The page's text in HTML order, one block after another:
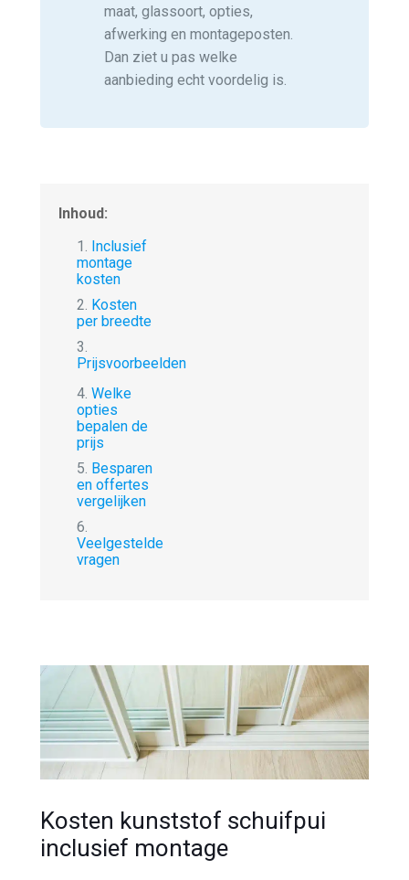
maat, glassoort, opties,
afwerking en montageposten.
Dan ziet u pas welke
aanbieding echt voordelig is.
Inhoud:
1. Inclusief
montage
kosten
2. Kosten
per breedte
3.
Prijsvoorbeelden
4.Welke
opties
bepalen de
prijs
5. Besparen
en offertes
vergelijken
6.
Veelgestelde
vragen
Kosten kunststof schuifpui
inclusief montage